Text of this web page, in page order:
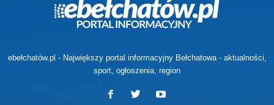
ebełchatów.pl - Największy portal informacyjny Bełchatowa - aktualności,
sport, ogłoszenia, region